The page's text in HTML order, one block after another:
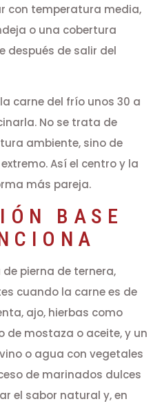
con temperatura media,
o una cobertura
después de salir del
carne del frío unos 30 a
No se trata de
ambiente, sino de
Así el centro y la
más pareja.
BASE
pierna de ternera,
cuando la carne es de
ajo, hierbas como
de mostaza o aceite, y un
o agua con vegetales
de marinados dulces
el sabor natural y, en